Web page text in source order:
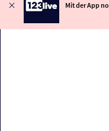
Mit der App